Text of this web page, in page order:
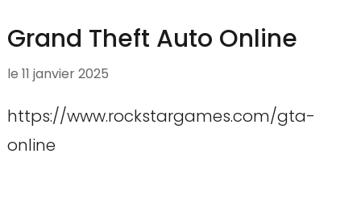
Grand Theft Auto Online
le 11 janvier 2025
https://www.rockstargames.com/gta-
online